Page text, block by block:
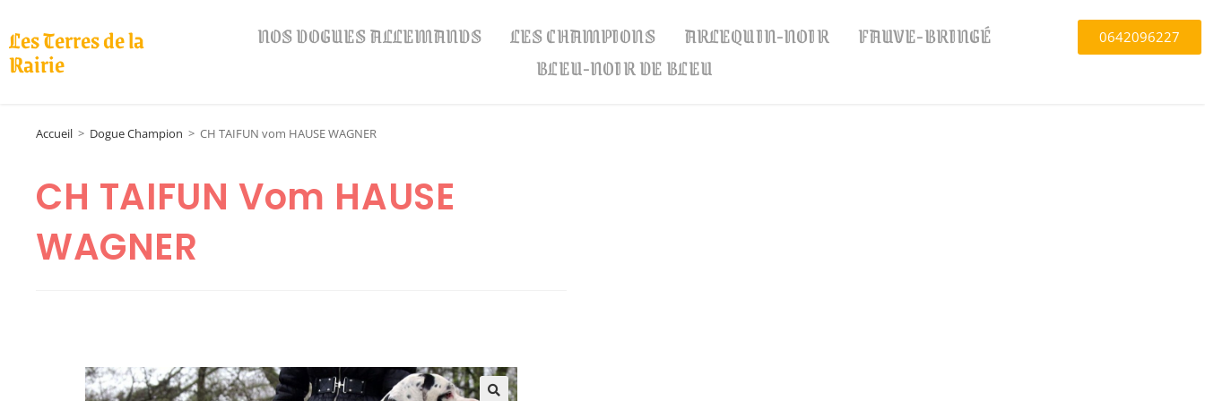
Les Terres de la
Rairie
NOS DOGUES ALLEMANDS LES CHAMPIONS ARLEQUIN-NOIR
FAUVE-BRINGÉ
BLEU-NOIR DE BLEU
0642096227
Accueil > Dogue Champion > CH TAIFUN vom HAUSE WAGNER
CH TAIFUN Vom HAUSE
WAGNER